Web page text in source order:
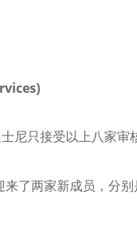
尼只接受以上八家审
了两家新成员，分别